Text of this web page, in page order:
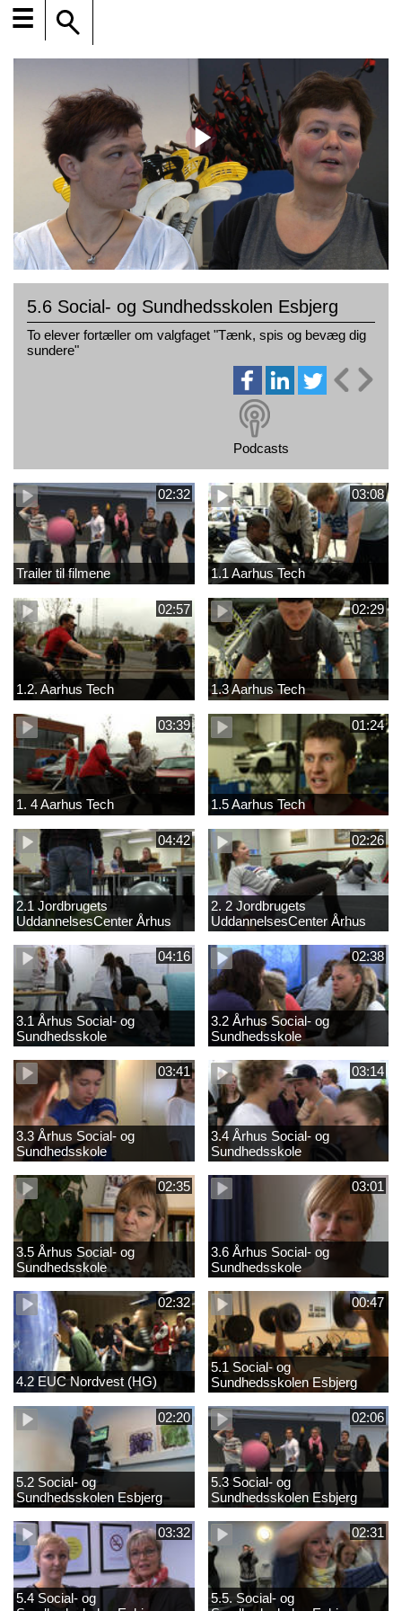
☰
5.6 Social- og Sundhedsskolen Esbjerg
To elever fortæller om valgfaget "Tænk, spis og bevæg dig
sundere"
Podcasts
02:32
Trailer til filmene
03:08
1.1 Aarhus Tech
02:57
1.2. Aarhus Tech
02:29
1.3 Aarhus Tech
03:39
1. 4 Aarhus Tech
01:24
1.5 Aarhus Tech
04:42
2.1 Jordbrugets
UddannelsesCenter Århus
02:26
2. 2 Jordbrugets
UddannelsesCenter Århus
04:16
3.1 Århus Social- og
Sundhedsskole
02:38
3.2 Århus Social- og
Sundhedsskole
03:41
3.3 Århus Social- og
Sundhedsskole
03:14
3.4 Århus Social- og
Sundhedsskole
02:35
3.5 Århus Social- og
Sundhedsskole
03:01
3.6 Århus Social- og
Sundhedsskole
02:32
4.2 EUC Nordvest (HG)
00:47
5.1 Social- og
Sundhedsskolen Esbjerg
02:20
5.2 Social- og
Sundhedsskolen Esbjerg
02:06
5.3 Social- og
Sundhedsskolen Esbjerg
03:32
5.4 Social- og
02:31
5.5. Social- og